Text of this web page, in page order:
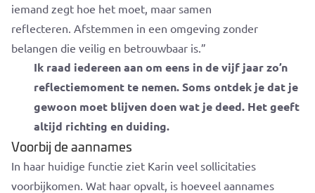
iemand zegt hoe het moet, maar samen
reflecteren. Afstemmen in een omgeving zonder
belangen die veilig en betrouwbaar is.”
Ik raad iedereen aan om eens in de vijf jaar zo’n
reflectiemoment te nemen. Soms ontdek je dat je
gewoon moet blijven doen wat je deed. Het geeft
altijd richting en duiding.
Voorbij de aannames
In haar huidige functie ziet Karin veel sollicitaties
voorbijkomen. Wat haar opvalt, is hoeveel aannames